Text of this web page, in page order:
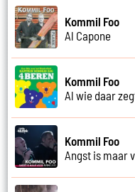
Kommil Foo
Al Capone
Kommil Foo
Al wie daar
Kommil Foo
Angst is maar